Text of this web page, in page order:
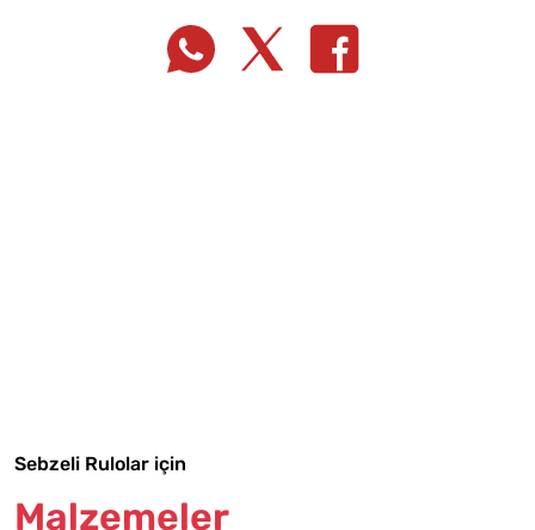
Sebzeli Rulolar için
Malzemeler